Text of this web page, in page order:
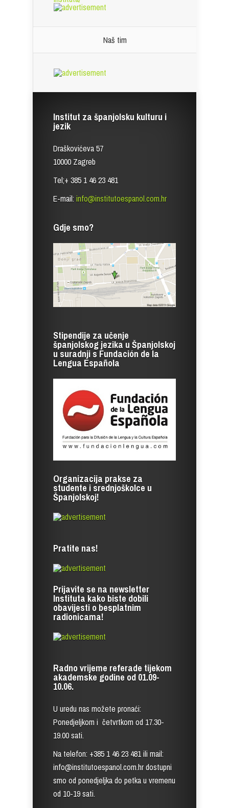
Naš tim
Institut za španjolsku kulturu i
jezik
Draškovićeva 57
10000 Zagreb
Tel;+ 385 1 46 23 481
E-mail: info@institutoespanol.com.hr
Gdje smo?
Stipendije za učenje
španjolskog jezika u Španjolskoj
u suradnji s Fundación de la
Lengua Española
Organizacija prakse za
studente i srednjoškolce u
Španjolskoj!
Pratite nas!
Prijavite se na newsletter
Instituta kako biste dobili
obavijesti o besplatnim
radionicama!
Radno vrijeme referade tijekom
akademske godine od 01.09-
10.06.
U uredu nas možete pronaći:
Ponedjeljkom i četvrtkom od 17.30-
19.00 sati.
Na telefon: +385 1 46 23 481 ili mail:
info@institutoespanol.com.hr dostupni
smo od ponedjeljka do petka u vremenu
od 10-19 sati.